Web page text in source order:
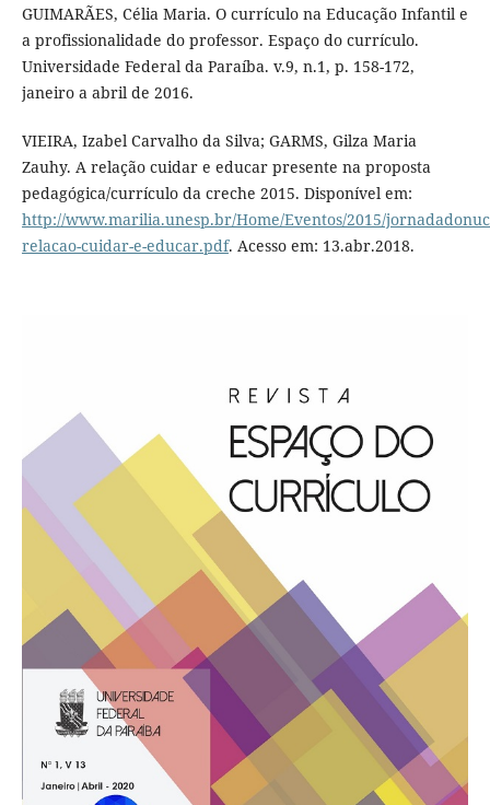
GUIMARÃES, Célia Maria. O currículo na Educação Infantil e
a profissionalidade do professor. Espaço do currículo.
Universidade Federal da Paraíba. v.9, n.1, p. 158-172,
janeiro a abril de 2016.
VIEIRA, Izabel Carvalho da Silva; GARMS, Gilza Maria
Zauhy. A relação cuidar e educar presente na proposta
pedagógica/currículo da creche 2015. Disponível em:
http://www.marilia.unesp.br/Home/Eventos/2015/
relacao-cuidar-e-educar.pdf. Acesso em: 13.abr.2018.